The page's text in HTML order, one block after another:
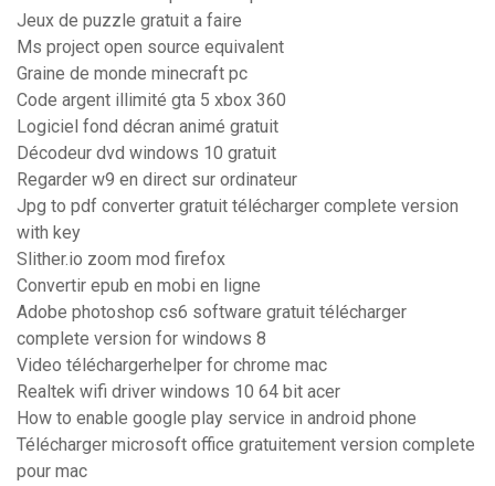
Jeux de puzzle gratuit a faire
Ms project open source equivalent
Graine de monde minecraft pc
Code argent illimité gta 5 xbox 360
Logiciel fond décran animé gratuit
Décodeur dvd windows 10 gratuit
Regarder w9 en direct sur ordinateur
Jpg to pdf converter gratuit télécharger complete version
with key
Slither.io zoom mod firefox
Convertir epub en mobi en ligne
Adobe photoshop cs6 software gratuit télécharger
complete version for windows 8
Video téléchargerhelper for chrome mac
Realtek wifi driver windows 10 64 bit acer
How to enable google play service in android phone
Télécharger microsoft office gratuitement version complete
pour mac